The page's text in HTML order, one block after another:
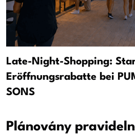
Late-Night-Shopping:
Eröffnungsrabatte bei
SONS
Plánovány